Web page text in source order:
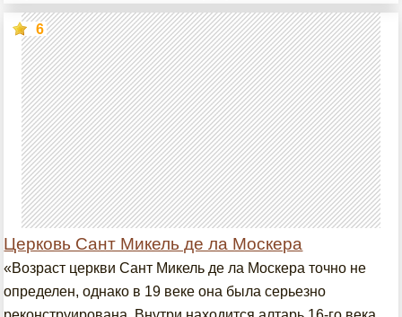
Церковь Сант Микель де ла Москера
6
«Возраст церкви Сант Микель де ла Москера точно не
определен, однако в 19 веке она была серьезно